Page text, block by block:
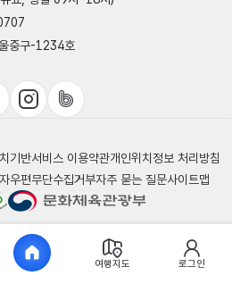
중구-1234호
기반서비스 이용약관개인위치정보 처리방침
우편무단수집거부자주 묻는 질문사이트맵
여행지도 로그인